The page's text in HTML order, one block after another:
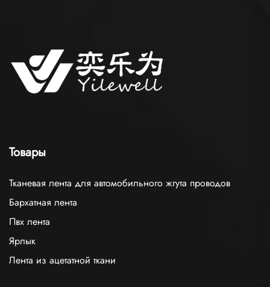
Товары
Тканевая лента для автомобильного жгута проводов
Бархатная лента
Пвх лента
Ярлык
Лента из ацетатной ткани